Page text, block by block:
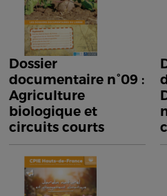
Dossier
documentaire n°09 :
Agriculture
biologique et
circuits courts